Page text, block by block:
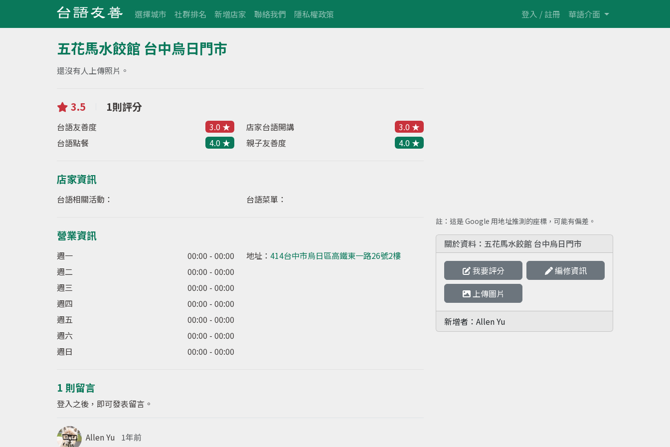
選擇城市 社群排名 新增店家 聯絡我們 隱私權政策 登入 / 註冊 華語介面
五花馬水餃館 台中烏日門市
還沒有人上傳照片。
3.5 1則評分
台語友善度
3.0 ★
台語點餐
4.0 ★
店家台語開講
3.0 ★
親子友善度
4.0 ★
店家資訊
台語相關活動： 台語菜單：
營業資訊
週一
00:00 - 00:00
週二
00:00 - 00:00
週三
00:00 - 00:00
週四
00:00 - 00:00
週五
00:00 - 00:00
週六
00:00 - 00:00
週日
00:00 - 00:00
地址： 414台中市烏日區高鐵東一路26號2樓
1 則留言
登入之後，即可發表留言。
Allen Yu 1年前
註：這是 Google 用地址推測的座標，可能有偏差。
關於資料：五花馬水餃館 台中烏日門市
我要評分
編修資訊
上傳圖片
新增者：Allen Yu